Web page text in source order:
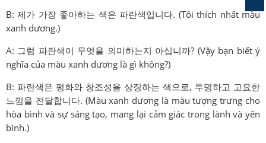
B: 제가 가장 좋아하는 색은 파란색입니다. (Tôi thích nhất màu
xanh dương.)
A: 그럼 파란색이 무엇을 의미하는지 아십니까? (Vậy bạn biết ý
nghĩa của màu xanh dương là gì không?)
B: 파란색은 평화와 창조성을 상징하는 색으로, 투명하고 고요한
느낌을 전달합니다. (Màu xanh dương là màu tượng trưng cho
hòa bình và sự sáng tạo, mang lại cảm giác trong lành và yên
bình.)